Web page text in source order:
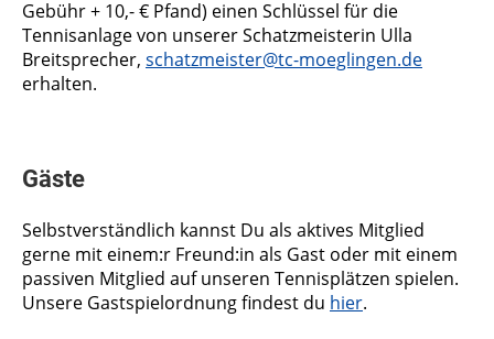
Gebühr + 10,- € Pfand) einen Schlüssel für die
Tennisanlage von unserer Schatzmeisterin Ulla
Breitsprecher, schatzmeister@tc-moeglingen.de
erhalten.
Gäste
Selbstverständlich kannst Du als aktives Mitglied
gerne mit einem:r Freund:in als Gast oder mit einem
passiven Mitglied auf unseren Tennisplätzen spielen.
Unsere Gastspielordnung findest du hier.